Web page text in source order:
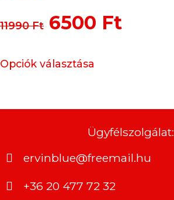
11990Ft 6500 Ft
Opciók választása
Ügyfélszolgálat:
ervinblue@freemail.hu
+36 20 477 72 32